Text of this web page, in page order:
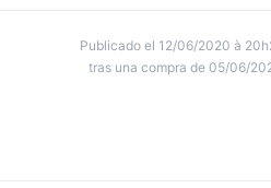
Publicado el 12/06/2020 à
tras una compra de 05/06/